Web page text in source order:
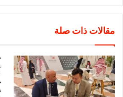
مقالات ذات صلة